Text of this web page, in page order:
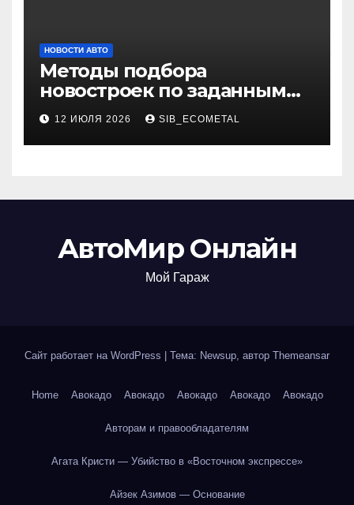
НОВОСТИ АВТО
Методы подбора
новостроек по заданным
критериям
12 ИЮЛЯ 2026 SIB_ECOMETAL
АвтоМир Онлайн
Мой Гараж
Сайт работает на WordPress | Тема: Newsup, автор Themeansar
Home Авокадо Авокадо Авокадо Авокадо Авокадо
Авторам и правообладателям
Агата Кристи — Убийство в «Восточном экспрессе»
Айзек Азимов — Основание